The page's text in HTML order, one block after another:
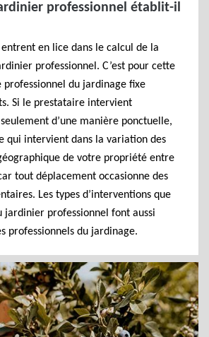
professionnel établit-il
en lice dans le calcul de la
professionnel. C’est pour cette
professionnel du jardinage fixe
Si le prestataire intervient
d’une manière ponctuelle,
qui intervient dans la variation des
de votre propriété entre
tout déplacement occasionne des
Les types d’interventions que
jardinier professionnel font aussi
professionnels du jardinage.